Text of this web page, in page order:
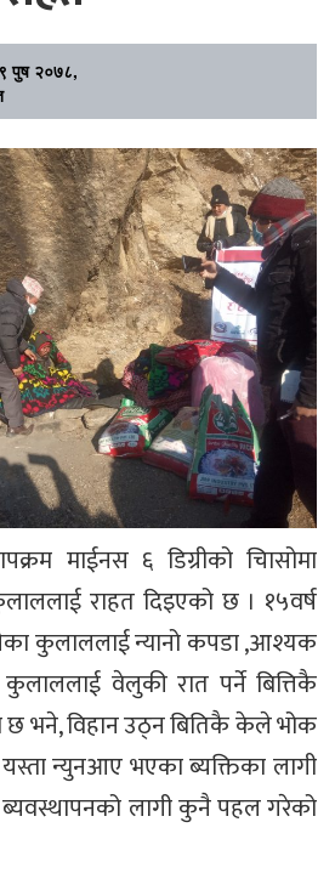
९ पुष २०७८,
माईनस ६ डिग्रीको चिासोमा
राहत दिइएको छ । १५वर्ष
कुलाललाई न्यानो कपडा ,आश्यक
कुलाललाई वेलुकी रात पर्ने बित्तिकै
छ भने, विहान उठ्न बितिकै केले भोक
न्युनआए भएका ब्यक्तिका लागी
लागी कुनै पहल गरेको